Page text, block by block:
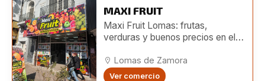
MAXI FRUIT
Maxi Fruit Lomas: frutas,
verduras y buenos precios en el
Lomas de Zamora
Ver comercio